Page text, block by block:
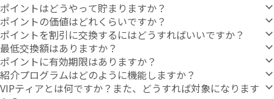
ポイントはどうやって貯まりますか？
ポイントの価値はどれくらいですか？
ポイントを割引に交換するにはどうすればいいですか？
最低交換額はありますか？
ポイントに有効期限はありますか？
紹介プログラムはどのように機能しますか？
VIPティアとは何ですか？また、どうすれば対象になります